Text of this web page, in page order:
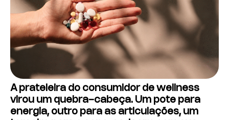
A prateleira do consumidor de wellness
virou um quebra-cabeça. Um pote para
energia, outro para as articulações, um